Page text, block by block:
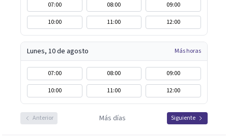
07:00 08:00
09:00
10:00
11:00 12:00
Lunes, 10 de agosto Más horas
07:00 08:00
09:00
10:00
11:00 12:00
Anterior Más días Siguiente